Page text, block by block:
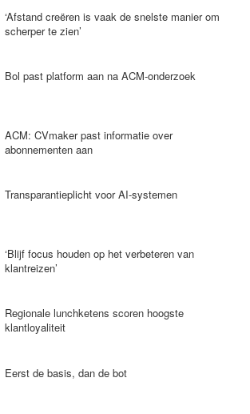
‘Afstand creëren is vaak de snelste manier om
scherper te zien’
Bol past platform aan na ACM-onderzoek
ACM: CVmaker past informatie over
abonnementen aan
Transparantieplicht voor AI-systemen
‘Blijf focus houden op het verbeteren van
klantreizen’
Regionale lunchketens scoren hoogste
klantloyaliteit
Eerst de basis, dan de bot